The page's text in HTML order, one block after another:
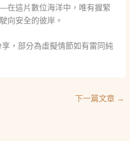
這片數位海洋中，唯有握緊
向安全的彼岸。
，部分為虛擬情節如有雷同純
下一篇文章 →